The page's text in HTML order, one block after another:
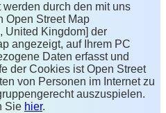
durch den mit uns
Open Street Map
United Kingdom] der
angezeigt, auf Ihrem PC
Daten erfasst und
der Cookies ist Open Street
von Personen im Internet zu
auszuspielen.
Sie hier.